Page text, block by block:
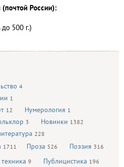
4
1
12 Нумерология 1
3 Новинки 1382
228
1711 Проза 526 Поэзия 316
9 Публицистика 196
(почтой России):
500 г.)